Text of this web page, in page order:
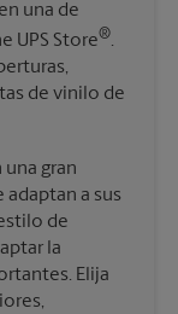
una de
UPS Store®.
de vinilo de
una gran
adaptan a sus
de
la
Elija